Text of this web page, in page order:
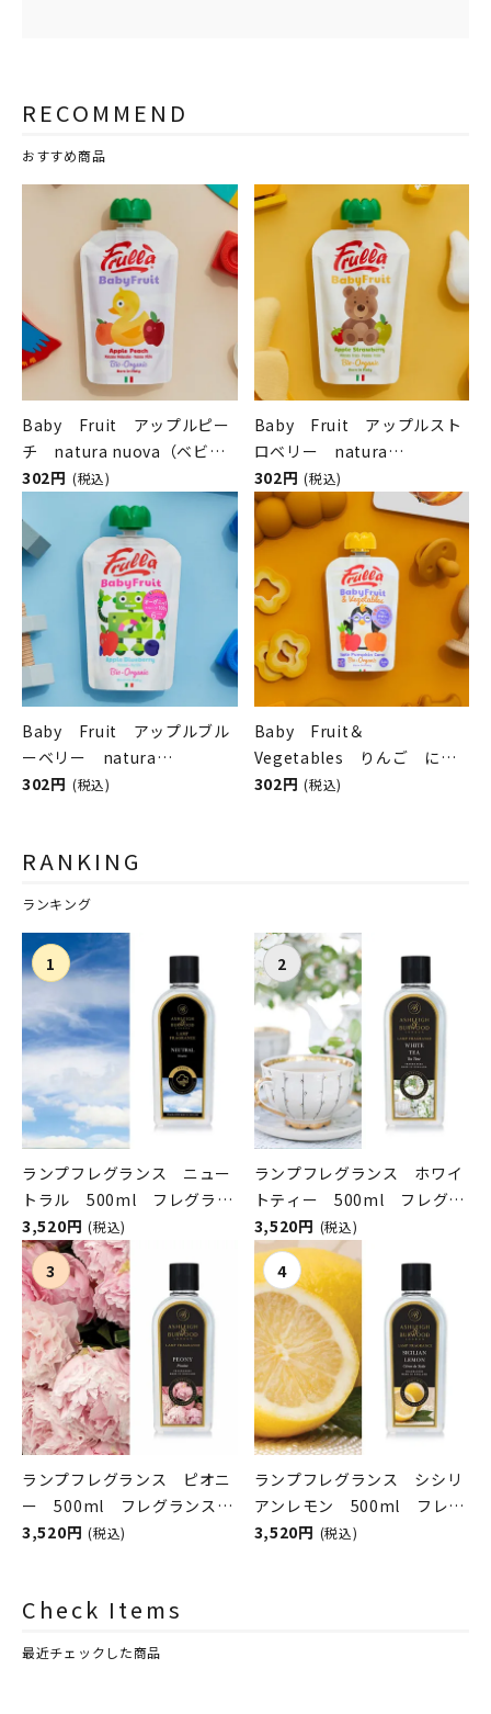
RECOMMEND
おすすめ商品
Baby Fruit アップルピー
チ natura nuova（ベビー
フルーツ／ナチュラヌオヴ
302円 (税込)
Baby Fruit アップルスト
ロベリー natura
nuova（ベビーフルーツ／ナ
チュラヌオヴァ）
302円 (税込)
Baby Fruit アップルブル
ーベリー natura
nuova（ベビーフルーツ／ナ
302円 (税込)
Baby Fruit＆
Vegetables りんご にん
じん かぼちゃ natura
302円 (税込)
RANKING
ランキング
ランプフレグランス ニュー
トラル 500ml フレグラン
スランプ用オイル
ASHLEIGH&BURWOOD（ア
シュレイアンドバーウッド）
3,520円 (税込)
ランプフレグランス ホワイ
トティー 500ml フレグラ
ンスランプ用オイル
ASHLEIGH&BURWOOD（ア
シュレイアンドバーウッド）
3,520円 (税込)
ランプフレグランス ピオニ
ー 500ml フレグランスラ
ンプ用オイル
3,520円 (税込)
ランプフレグランス シシリ
アンレモン 500ml フレグ
ランスランプ用オイル
3,520円 (税込)
Check Items
最近チェックした商品